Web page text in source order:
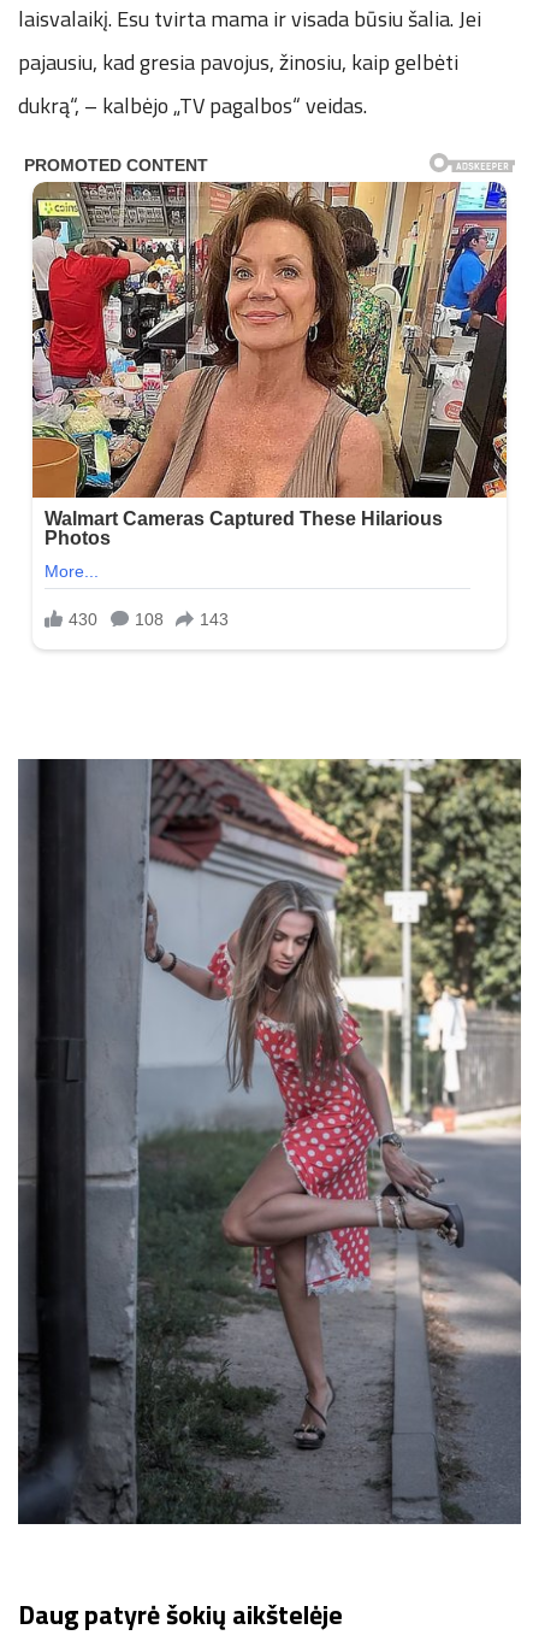
laisvalaikį. Esu tvirta mama ir visada būsiu šalia. Jei
pajausiu, kad gresia pavojus, žinosiu, kaip gelbėti
dukrą“, – kalbėjo „TV pagalbos“ veidas.
Daug patyrė šokių aikštelėje